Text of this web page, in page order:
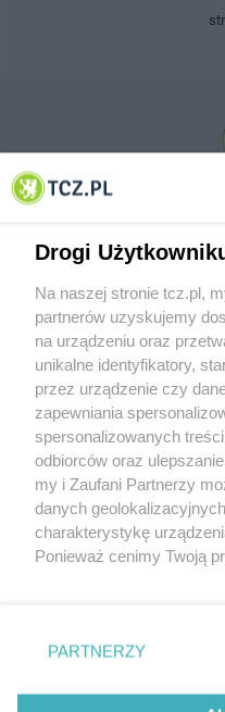
© 2001-2026 Tczew - TCZ.PL Sp. z
O FIRMIE
REKLAMA WSPÓŁPRACA
Aktualności
Tcz24
Historia miasta
Drogi
Na naszej stronie tcz.pl,
partnerów uzyskujemy
na urządzeniu oraz
unikalne identyfikatory,
przez urządzenie czy
zapewniania
spersonalizowanych
odbiorców oraz
my i Zaufani Partnerzy
danych
charakterystykę
Ponieważ cenimy Twoją
znajdujący się w lewym
PARTNERZY